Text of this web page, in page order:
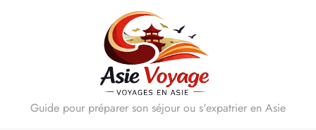
Guide pour préparer son séjour ou s'expatrier en Asie